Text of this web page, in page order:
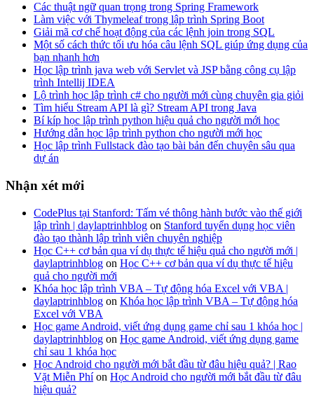
Các thuật ngữ quan trọng trong Spring Framework
Làm việc với Thymeleaf trong lập trình Spring Boot
Giải mã cơ chế hoạt động của các lệnh join trong SQL
Một số cách thức tối ưu hóa câu lệnh SQL giúp ứng dụng của
bạn nhanh hơn
Học lập trình java web với Servlet và JSP bằng công cụ lập
trình Intellij IDEA
Lộ trình học lập trình c# cho người mới cùng chuyên gia giỏi
Tìm hiểu Stream API là gì? Stream API trong Java
Bí kíp học lập trình python hiệu quả cho người mới học
Hướng dẫn học lập trình python cho người mới học
Học lập trình Fullstack đào tạo bài bản đến chuyên sâu qua
dự án
Nhận xét mới
CodePlus tại Stanford: Tấm vé thông hành bước vào thế giới
lập trình | daylaptrinhblog on Stanford tuyển dụng học viên
đào tạo thành lập trình viên chuyên nghiệp
Học C++ cơ bản qua ví dụ thực tế hiệu quả cho người mới |
daylaptrinhblog on Học C++ cơ bản qua ví dụ thực tế hiệu
quả cho người mới
Khóa học lập trình VBA – Tự động hóa Excel với VBA |
daylaptrinhblog on Khóa học lập trình VBA – Tự động hóa
Excel với VBA
Học game Android, viết ứng dụng game chỉ sau 1 khóa học |
daylaptrinhblog on Học game Android, viết ứng dụng game
chỉ sau 1 khóa học
Học Android cho người mới bắt đầu từ đâu hiệu quả? | Rao
Vặt Miễn Phíon Học Android cho người mới bắt đầu từ đâu
hiệu quả?